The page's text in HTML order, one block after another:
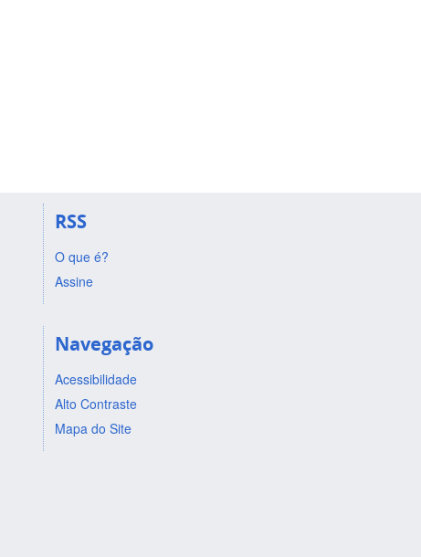
RSS
O que é?
Assine
Navegação
Acessibilidade
Alto Contraste
Mapa do Site